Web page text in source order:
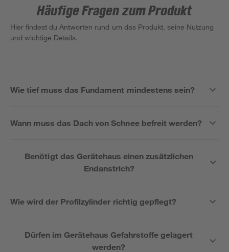
Häufige Fragen zum Produkt
Hier findest du Antworten rund um das Produkt, seine Nutzung
und wichtige Details.
Wie tief muss das Fundament mindestens sein?
Wann muss das Dach von Schnee befreit werden?
Benötigt das Gerätehaus einen zusätzlichen
Endanstrich?
Wie wird der Profilzylinder richtig gepflegt?
Dürfen im Gerätehaus Gefahrstoffe gelagert
werden?